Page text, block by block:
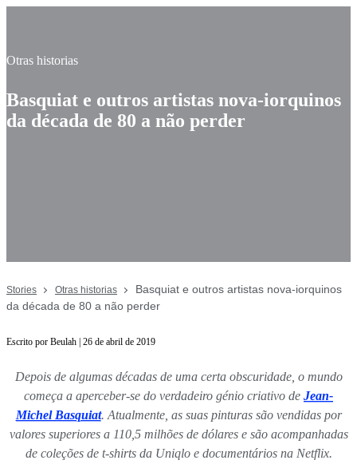
Otras historias
Basquiat e outros artistas nova-iorquinos
da década de 80 a não perder
Stories Otras historias
Basquiat e outros artistas nova-iorquinos
da década de 80 a não perder
Escrito por Beulah | 26 de abril de 2019
Depois de algumas décadas de uma certa obscuridade, o mundo
começa a aperceber-se do verdadeiro génio criativo de Jean-
Michel Basquiat. Atualmente, as suas pinturas são vendidas por
valores superiores a 110,5 milhões de dólares e são acompanhadas
de coleções de t-shirts da Uniqlo e documentários na Netflix.